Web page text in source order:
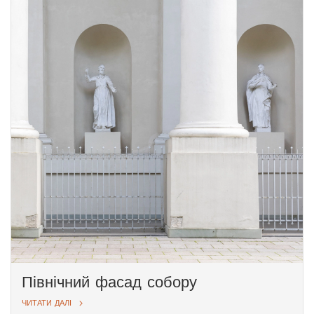
Північний фасад собору
ЧИТАТИ ДАЛІ